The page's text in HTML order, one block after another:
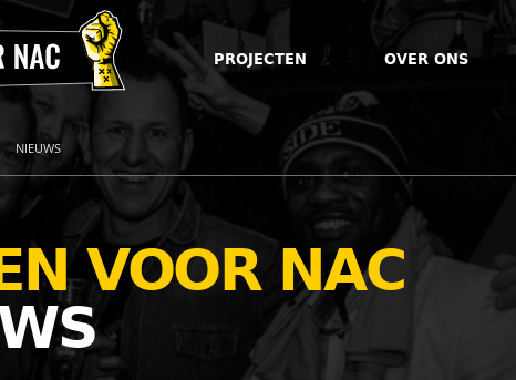
PROJECTEN OVER ONS
NIEUWS
VOOR NAC